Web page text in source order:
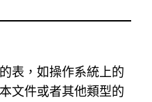
表，如操作系統上的
文件或者其他類型的